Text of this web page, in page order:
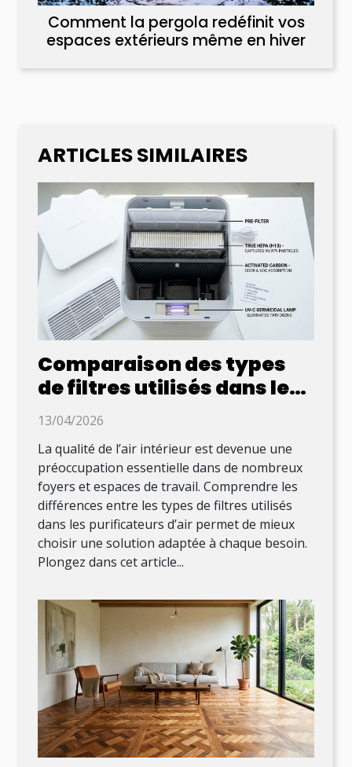
Comment la pergola redéfinit vos
espaces extérieurs même en hiver
ARTICLES SIMILAIRES
Comparaison des types
de filtres utilisés dans les
purificateurs d’air
13/04/2026
La qualité de l’air intérieur est devenue une
préoccupation essentielle dans de nombreux
foyers et espaces de travail. Comprendre les
différences entre les types de filtres utilisés
dans les purificateurs d’air permet de mieux
choisir une solution adaptée à chaque besoin.
Plongez dans cet article...